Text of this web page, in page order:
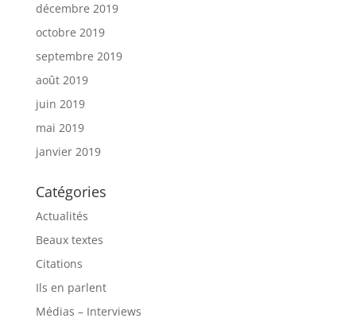
décembre 2019
octobre 2019
septembre 2019
août 2019
juin 2019
mai 2019
janvier 2019
Catégories
Actualités
Beaux textes
Citations
Ils en parlent
Médias – Interviews